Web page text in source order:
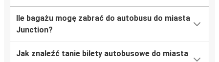
Ile bagażu mogę zabrać do autobusu do miasta
Junction?
Jak znaleźć tanie bilety autobusowe do miasta